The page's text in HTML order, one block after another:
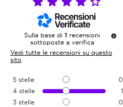
Sulla base di 1 recensioni
sottoposte a verifica
Vedi tutte le recensioni su questo
sito
5 stelle
0
4 stelle
1
3 stelle
0